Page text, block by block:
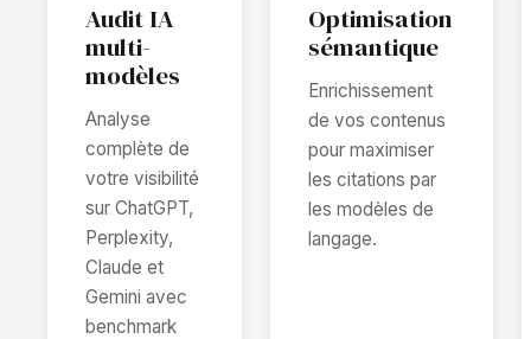
Audit IA
multi-
modèles
Analyse
complète de
votre visibilité
sur ChatGPT,
Perplexity,
Claude et
Gemini avec
benchmark
Optimisation
sémantique
Enrichissement
de vos contenus
pour maximiser
les citations par
les modèles de
langage.